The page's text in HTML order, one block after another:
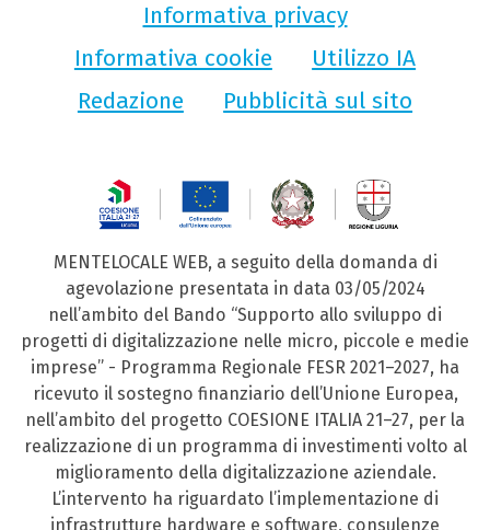
Informativa privacy
Informativa cookie
Utilizzo IA
Redazione
Pubblicità sul sito
MENTELOCALE WEB, a seguito della domanda di
agevolazione presentata in data 03/05/2024
nell’ambito del Bando “Supporto allo sviluppo di
progetti di digitalizzazione nelle micro, piccole e medie
imprese” - Programma Regionale FESR 2021–2027, ha
ricevuto il sostegno finanziario dell’Unione Europea,
nell’ambito del progetto COESIONE ITALIA 21–27, per la
realizzazione di un programma di investimenti volto al
miglioramento della digitalizzazione aziendale.
L’intervento ha riguardato l’implementazione di
infrastrutture hardware e software, consulenze